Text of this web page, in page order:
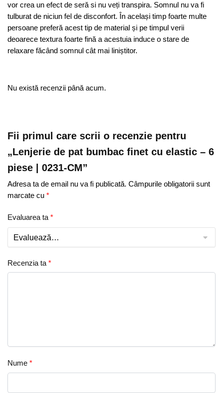
vor crea un efect de seră si nu veți transpira. Somnul nu va fi
tulburat de niciun fel de disconfort. În același timp foarte multe
persoane preferă acest tip de material și pe timpul verii
deoarece textura foarte fină a acestuia induce o stare de
relaxare făcând somnul cât mai liniștitor.
Nu există recenzii până acum.
Fii primul care scrii o recenzie pentru
„Lenjerie de pat bumbac finet cu elastic – 6
piese | 0231-CM”
Adresa ta de email nu va fi publicată. Câmpurile obligatorii sunt
marcate cu *
Evaluarea ta *
Recenzia ta *
Nume *